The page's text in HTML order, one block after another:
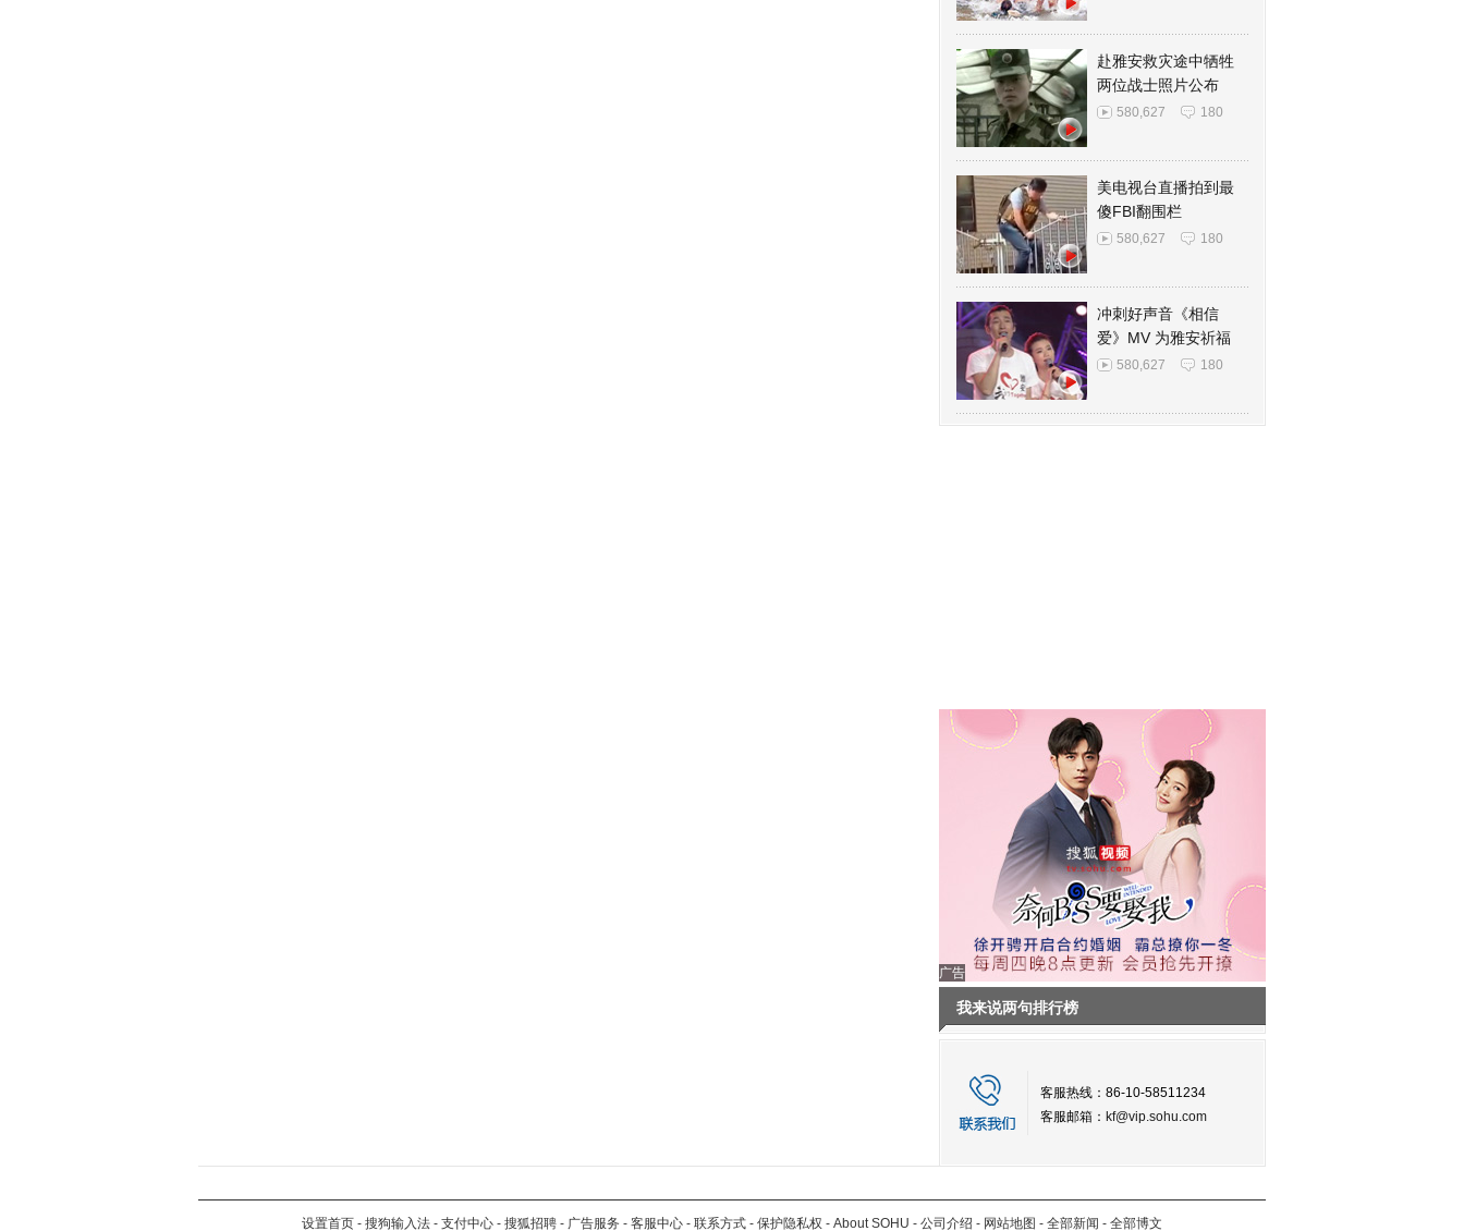
赴雅安救灾途中牺牲
两位战士照片公布
580,627 180
美电视台直播拍到最
傻FBI翻围栏
580,627 180
冲刺好声音《相信
爱》MV 为雅安祈福
580,627 180
广告
我来说两句排行榜
客服热线：86-10-58511234
客服邮箱： kf@vip.sohu.com
设置首页 - 搜狗输入法 - 支付中心 - 搜狐招聘 - 广告服务 - 客服中心 - 联系方式 - 保护隐私权 - About SOHU - 公司介绍 - 网站地图 - 全部新闻 - 全部博文